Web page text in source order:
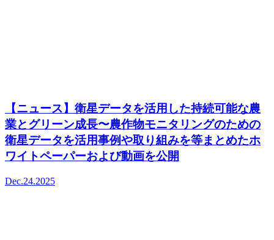
【ニュース】衛星データを活用した持続可能な農
業とグリーン成長〜農作物モニタリングのための
衛星データを活用事例や取り組みを等まとめたホ
ワイトペーパーおよび動画を公開
Dec.24.2025